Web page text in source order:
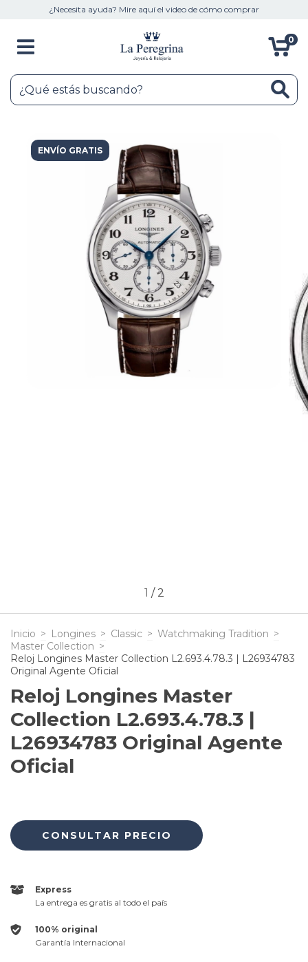
¿Necesita ayuda? Mire aquí el video de cómo comprar
0
ENVÍO GRATIS
1 / 2
Inicio > Longines > Classic > Watchmaking Tradition >
Master Collection >
Reloj Longines Master Collection L2.693.4.78.3 | L26934783
Original Agente Oficial
Reloj Longines Master
Collection L2.693.4.78.3 |
L26934783 Original Agente
Oficial
Express
La entrega es gratis al todo el país
100% original
Garantía Internacional